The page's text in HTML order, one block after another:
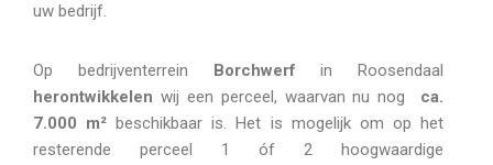
uw bedrijf.
Op bedrijventerrein Borchwerf in Roosendaal
herontwikkelen wij een perceel, waarvan nu nog ca.
7.000 m² beschikbaar is. Het is mogelijk om op het
resterende perceel 1 óf 2 hoogwaardige